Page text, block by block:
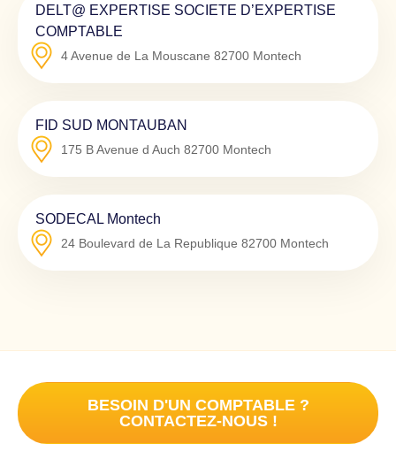
DELT@ EXPERTISE SOCIETE D’EXPERTISE
COMPTABLE
4 Avenue de La Mouscane 82700 Montech
FID SUD MONTAUBAN
175 B Avenue d Auch 82700 Montech
SODECAL Montech
24 Boulevard de La Republique 82700 Montech
BESOIN D'UN COMPTABLE ?
CONTACTEZ-NOUS !